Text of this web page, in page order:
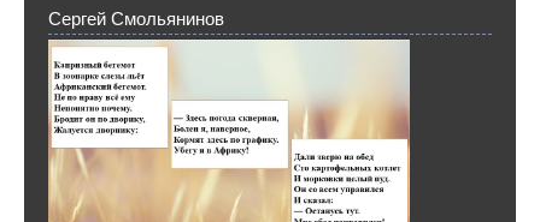
Сергей Смольянинов